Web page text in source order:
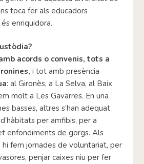
toca fer als educadors
enriquidora.
acords o convenis, tots a
i tot amb presència
: al Gironès, a La Selva, al Baix
molt a Les Gavarres. En una
basses, altres s’han adequat
per amfibis, per a
enfondiments de gorgs. Als
hi fem jornades de voluntariat, per
penjar caixes niu per fer